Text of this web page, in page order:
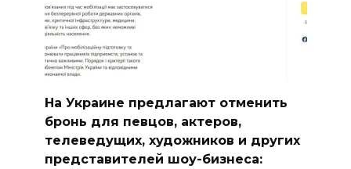
На Украине предлагают отменить
бронь для певцов, актеров,
телеведущих, художников и других
представителей шоу-бизнеса: